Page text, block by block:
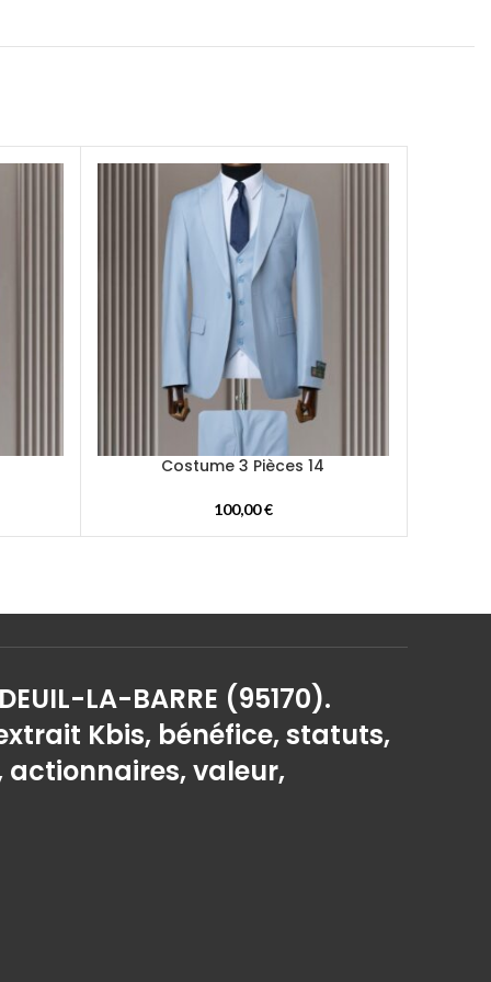
Costume 3 Pièces 14
100,00€
LA-BARRE (95170).
Kbis, bénéfice, statuts,
actionnaires, valeur,